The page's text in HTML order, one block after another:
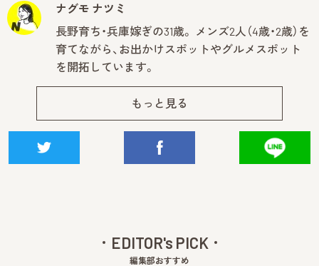
ナグモ ナツミ
長野育ち・兵庫嫁ぎの31歳。 メンズ2人（4歳・2歳）を
育てながら、お出かけスポットやグルメスポット
を開拓しています。
もっと見る
EDITOR's PICK
編集部おすすめ